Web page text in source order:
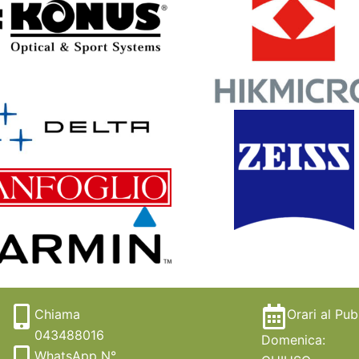
Chiama
043488016
Orari al
Domenica: